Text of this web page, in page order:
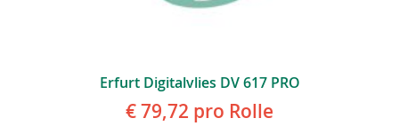
Erfurt Digitalvlies DV 617 PRO
€ 79,72 pro Rolle